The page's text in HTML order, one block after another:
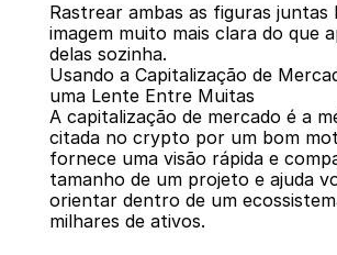
Rastrear ambas as figuras juntas
imagem muito mais clara do que
delas sozinha.
Usando a Capitalização de
uma Lente Entre Muitas
A capitalização de mercado é a
citada no crypto por um bom
fornece uma visão rápida e
tamanho de um projeto e ajuda
orientar dentro de um
milhares de ativos.